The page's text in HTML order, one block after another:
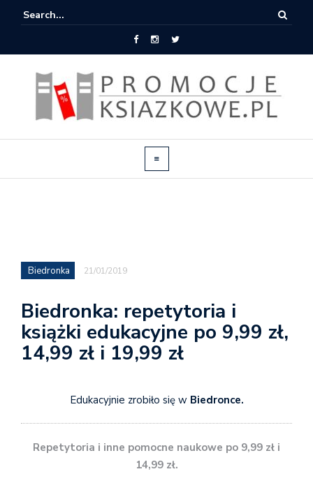
Biedronka 21/01/2019
Biedronka: repetytoria i
książki edukacyjne po 9,99 zł,
14,99 zł i 19,99 zł
Edukacyjnie zrobiło się w Biedronce.
Repetytoria i inne pomocne naukowe po 9,99 zł i
14,99 zł.